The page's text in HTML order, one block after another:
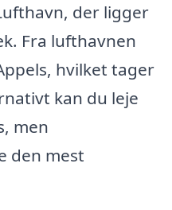
der ligger
Fra lufthavnen
hvilket tager
kan du leje
men
den mest